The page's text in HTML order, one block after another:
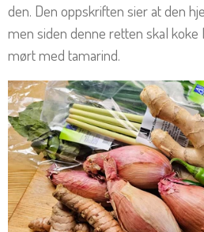
den. Den oppskriften sier at den
men siden denne retten skal koke
mørt med tamarind.